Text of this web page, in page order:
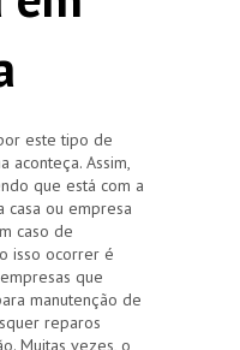
este tipo de
aconteça. Assim,
que está com a
casa ou empresa
caso de
isso ocorrer é
que
manutenção de
reparos
Muitas vezes, o